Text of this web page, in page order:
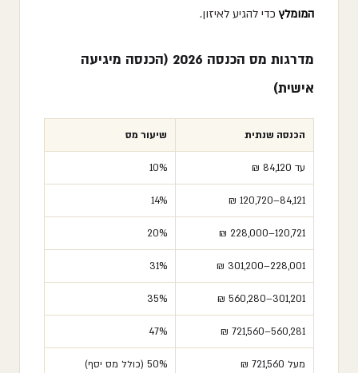
המומלץכדי להגיע לאיזון.
מדרגות מס הכנסה 2026 (הכנסה מיגיעה
אישית)
הכנסה שנתית שיעור מס
עד 84,120 ₪ 10%
84,121–120,720 ₪
14%
120,721–228,000 ₪
20%
228,001–301,200 ₪
31%
301,201–560,280 ₪
35%
560,281–721,560 ₪
47%
מעל 721,560 ₪ 50% (כולל מס יסף)